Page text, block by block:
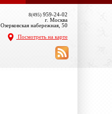
8(495) 959-24-02
г. Москва
Озерковская набережная, 50
Посмотреть на карте